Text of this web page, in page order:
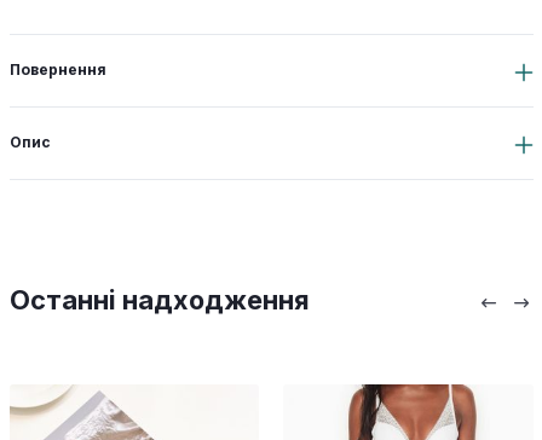
Повернення
Опис
Останні надходження